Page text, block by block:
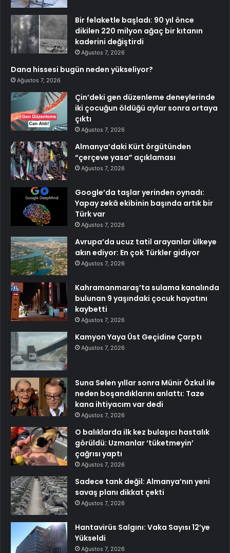
Bir felaketle başladı: 90 yıl önce
dikilen 220 milyon ağaç bir kıtanın
kaderini değiştirdi
Ağustos 7, 2026
Dana hissesi bugün neden yükseliyor?
Ağustos 7, 2026
Çin’deki gen düzenleme deneylerinde
iki çocuğun öldüğü aylar sonra ortaya
çıktı
Ağustos 7, 2026
Almanya’daki Kürt örgütünden
“çerçeve yasa” açıklaması
Ağustos 7, 2026
Google’da taşlar yerinden oynadı:
Yapay zekâ ekibinin başında artık bir
Türk var
Ağustos 7, 2026
Avrupa’da ucuz tatil arayanlar ülkeye
akın ediyor: En çok Türkler gidiyor
Ağustos 7, 2026
Kahramanmaraş’ta sulama kanalında
bulunan 9 yaşındaki çocuk hayatını
kaybetti
Ağustos 7, 2026
Kamyon Yaya Üst Geçidine Çarptı
Ağustos 7, 2026
Suna Selen yıllar sonra Münir Özkul ile
neden boşandıklarını anlattı: Taze
kana ihtiyacım var dedi
Ağustos 7, 2026
O balıklarda ilk kez bulaşıcı hastalık
görüldü: Uzmanlar ‘tüketmeyin’
çağrısı yaptı
Ağustos 7, 2026
Sadece tank değil: Almanya’nın yeni
savaş planı dikkat çekti
Ağustos 7, 2026
Hantavirüs Salgını: Vaka Sayısı 12’ye
Yükseldi
Ağustos 7, 2026